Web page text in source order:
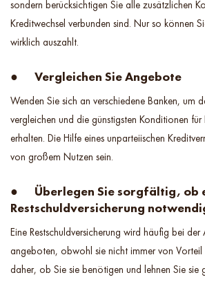
sondern berücksichtigen Sie alle zusätzlichen
Kreditwechsel verbunden sind. Nur so können
wirklich auszahlt.
● Vergleichen Sie Angebote
Wenden Sie sich an verschiedene Banken, um
vergleichen und die günstigsten Konditionen für
erhalten. Die Hilfe eines unparteiischen
von großem Nutzen sein.
● Überlegen Sie sorgfältig, ob
Restschuldversicherung
Eine Restschuldversicherung wird häufig bei der
angeboten, obwohl sie nicht immer von Vorteil
daher, ob Sie sie benötigen und lehnen Sie sie